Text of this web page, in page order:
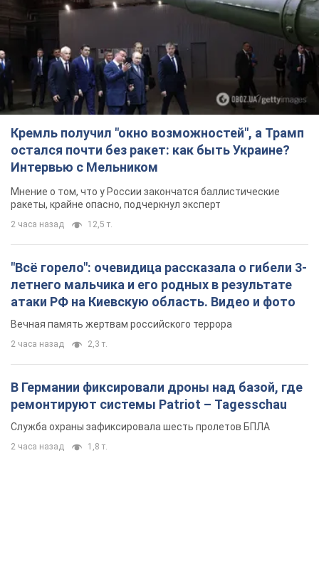
остался почти без ракет: как быть Украине?
Интервью с Мельником
Мнение о том, что у России закончатся баллистические
ракеты, крайне опасно, подчеркнул эксперт
2 часа назад 12,5 т.
"Всё горело": очевидица рассказала о гибели 3-
летнего мальчика и его родных в результате
атаки РФ на Киевскую область. Видео и фото
2 часа назад 2,3 т.
В Германии фиксировали дроны над базой, где
ремонтируют системы Patriot – Tagesschau
Служба охраны зафиксировала шесть пролетов БПЛА
2 часа назад 1,8 т.